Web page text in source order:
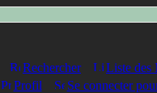
Rechercher
Liste des
Profil
Se connecter